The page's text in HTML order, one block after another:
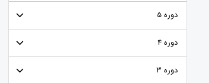
دوره 5
دوره 4
دوره 3